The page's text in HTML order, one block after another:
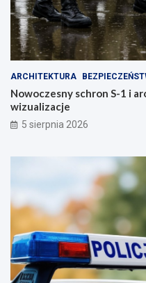
ARCHITEKTURA
Nowoczesny schron S-1 i
wizualizacje
5 sierpnia 2026